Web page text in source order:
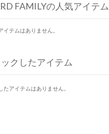
FAMILYの人気アイテム
イテムはありません。
クしたアイテム
たアイテムはありません。